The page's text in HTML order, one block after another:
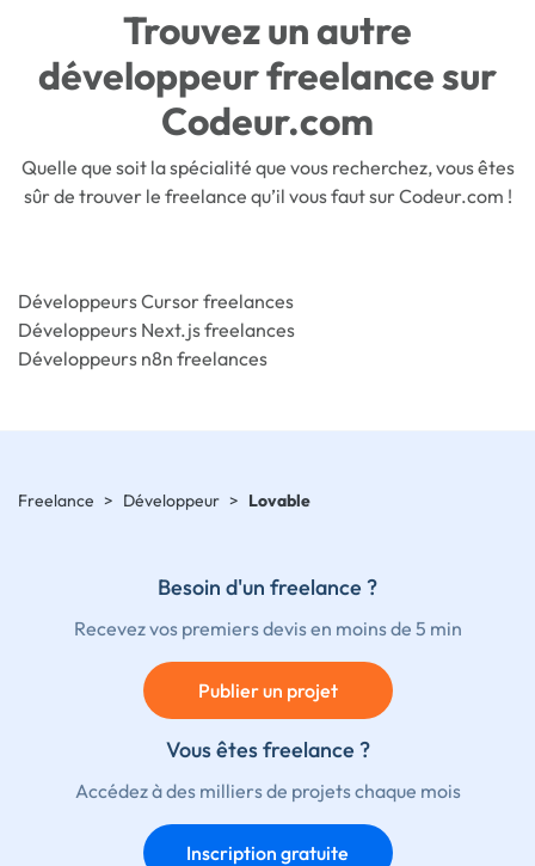
Trouvez un autre
développeur freelance sur
Codeur.com
Quelle que soit la spécialité que vous recherchez, vous êtes
sûr de trouver le freelance qu’il vous faut sur Codeur.com !
Développeurs Cursor freelances
Développeurs Next.js freelances
Développeurs n8n freelances
Freelance > Développeur > Lovable
Besoin d'un freelance ?
Recevez vos premiers devis en moins de 5 min
Publier un projet
Vous êtes freelance ?
Accédez à des milliers de projets chaque mois
Inscription gratuite